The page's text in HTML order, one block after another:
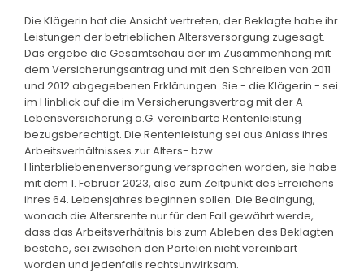
Die Klägerin hat die Ansicht vertreten, der Beklagte habe ihr
Leistungen der betrieblichen Altersversorgung zugesagt.
Das ergebe die Gesamtschau der im Zusammenhang mit
dem Versicherungsantrag und mit den Schreiben von 2011
und 2012 abgegebenen Erklärungen. Sie - die Klägerin - sei
im Hinblick auf die im Versicherungsvertrag mit der A
Lebensversicherung a.G. vereinbarte Rentenleistung
bezugsberechtigt. Die Rentenleistung sei aus Anlass ihres
Arbeitsverhältnisses zur Alters- bzw.
Hinterbliebenenversorgung versprochen worden, sie habe
mit dem 1. Februar 2023, also zum Zeitpunkt des Erreichens
ihres 64. Lebensjahres beginnen sollen. Die Bedingung,
wonach die Altersrente nur für den Fall gewährt werde,
dass das Arbeitsverhältnis bis zum Ableben des Beklagten
bestehe, sei zwischen den Parteien nicht vereinbart
worden und jedenfalls rechtsunwirksam.